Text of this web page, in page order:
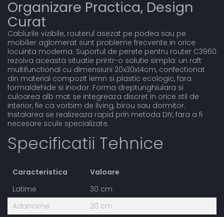
Organizare Practica, Design
Curat
Cablurile vizibile, routerul asezat pe podea sau pe
mobilier aglomerat sunt probleme frecvente in orice
locuinta moderna. Suportul de perete pentru router C3960
rezolva aceasta situatie printr-o solutie simpla: un raft
multifunctional cu dimensiuni 20x30x14cm, confectionat
din material compozit lemn si plastic ecologic, fara
formaldehide si inodor. Forma dreptunghiulara si
culoarea alb mat se integreaza discret in orice stil de
interior, fie ca vorbim de living, birou sau dormitor.
Instalarea se realizeaza rapid prin metoda DIY, fara a fi
necesare scule specializate.
Specificatii Tehnice
Caracteristica
Valoare
Latime
30 cm
Adancime
20 cm